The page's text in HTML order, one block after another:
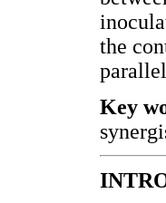
the
Key